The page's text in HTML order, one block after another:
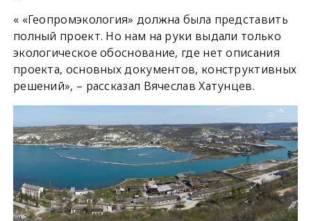
« «Геопромэкология» должна была представить
полный проект. Но нам на руки выдали только
экологическое обоснование, где нет описания
проекта, основных документов, конструктивных
решений», – рассказал Вячеслав Хатунцев.